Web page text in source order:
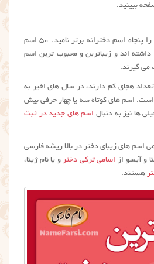
ببینید.
به نوعی می توان اسامی بالا را پنجاه اسم دخترانه برتر نامید. ۵۰ اسم
داشته اند و زیباترین و محبوب ترین اسم
می گیرند.
هجای کم دارند، در سال های اخیر به
اسم های کوتاه سه یا چهار حرفی بیش
ها نیز به دنبال اسم های جدید در ثبت
اسم های زیبای دختر در بالا ریشه فارسی
و آیسو از اسامی ترکی دختر و یا نام ژینا،
هستند.